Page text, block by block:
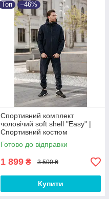
Топ –46%
Спортивний комплект
чоловічий soft shell "Easy" |
Спортивний костюм
чоловічий з плащівки куртка +
штани
Готово до відправки
1 899 ₴ 3 500 ₴
Купити